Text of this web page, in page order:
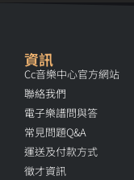
資訊
Cc音樂中心官方網站
聯絡我們
電子樂譜問與答
常見問題Q&A
運送及付款方式
徵才資訊